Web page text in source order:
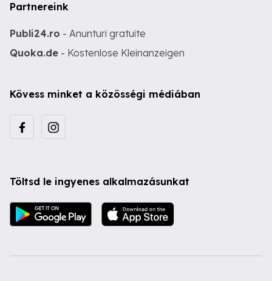
Partnereink
Publi24.ro - Anunturi gratuite
Quoka.de - Kostenlose Kleinanzeigen
Kövess minket a közösségi médiában
Töltsd le ingyenes alkalmazásunkat